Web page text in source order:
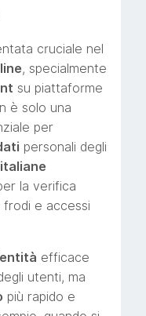
cruciale nel
, specialmente
su piattaforme
è solo una
per
personali degli
la verifica
frodi e accessi
efficace
utenti, ma
più rapido e